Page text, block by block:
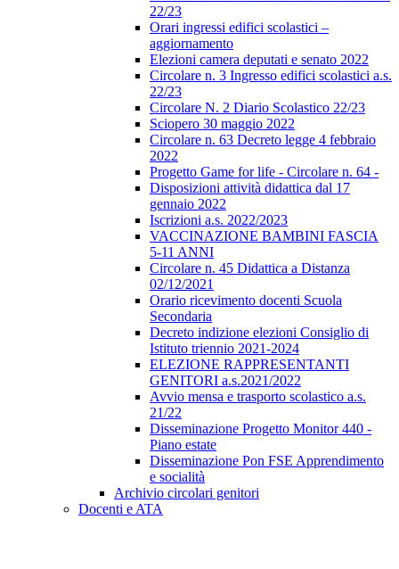
22/23
Orari ingressi edifici scolastici –
aggiornamento
Elezioni camera deputati e senato 2022
Circolare n. 3 Ingresso edifici scolastici a.s.
22/23
Circolare N. 2 Diario Scolastico 22/23
Sciopero 30 maggio 2022
Circolare n. 63 Decreto legge 4 febbraio
2022
Progetto Game for life - Circolare n. 64 -
Disposizioni attività didattica dal 17
gennaio 2022
Iscrizioni a.s. 2022/2023
VACCINAZIONE BAMBINI FASCIA
5-11 ANNI
Circolare n. 45 Didattica a Distanza
02/12/2021
Orario ricevimento docenti Scuola
Secondaria
Decreto indizione elezioni Consiglio di
Istituto triennio 2021-2024
ELEZIONE RAPPRESENTANTI
GENITORI a.s.2021/2022
Avvio mensa e trasporto scolastico a.s.
21/22
Disseminazione Progetto Monitor 440 -
Piano estate
Disseminazione Pon FSE Apprendimento
e socialità
Archivio circolari genitori
Docenti e ATA